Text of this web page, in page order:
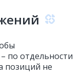
по отдельности
позиций не